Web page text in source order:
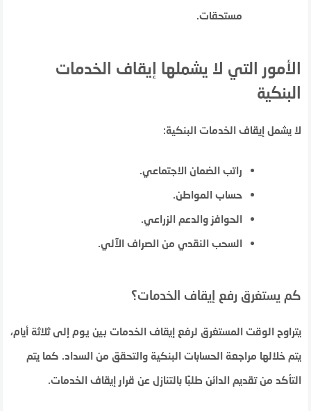
مستحقات.
الأمور التي لا يشملها إيقاف الخدمات
البنكية
لا يشمل إيقاف الخدمات البنكية:
راتب الضمان الاجتماعي.
حساب المواطن.
الحوافز والدعم الزراعي.
السحب النقدي من الصراف الآلي.
كم يستغرق رفع إيقاف الخدمات؟
يتراوح الوقت المستغرق لرفع إيقاف الخدمات بين يوم إلى ثلاثة أيام،
يتم خلالها مراجعة الحسابات البنكية والتحقق من السداد. كما يتم
التأكد من تقديم الدائن طلبًا بالتنازل عن قرار إيقاف الخدمات.